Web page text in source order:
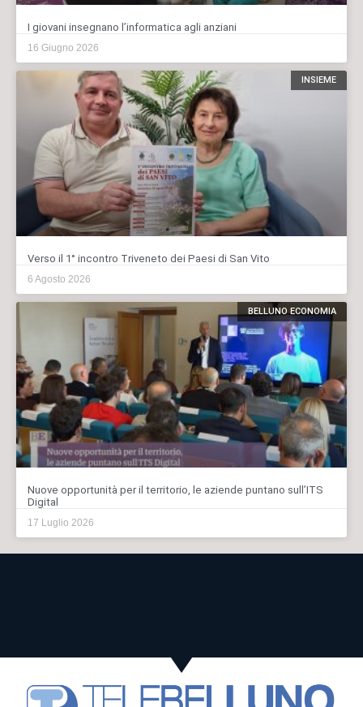
I giovani insegnano l’informatica agli anziani
16 Giugno 2026
INSIEME
Verso il 1° incontro Triveneto dei Paesi di San Vito
6 Agosto 2026
BELLUNO ECONOMIA
Nuove opportunità per il territorio, le aziende puntano sull’ITS
Digital
17 Luglio 2026